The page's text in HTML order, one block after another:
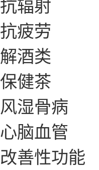
抗辐射
抗疲劳
解酒类
保健茶
风湿骨病
心脑血管
改善性功能